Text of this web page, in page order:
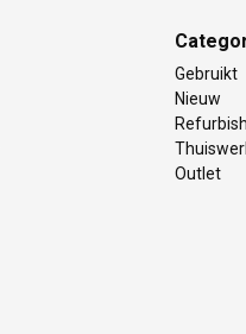
Gebruikt
Nieuw
Outlet